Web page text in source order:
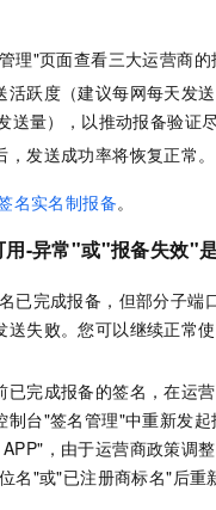
理"页面查看三大运营商的
活跃度（建议每网每天发
送量），以推动报备验证尽
发送成功率将恢复正常。
名实名制报备。
-异常"或"报备失效"
名已完成报备，但部分子端
送失败。您可以继续正常
已完成报备的签名，在运
制台"签名管理"中重新发
APP"，由于运营商政策调
名"或"已注册商标名"后重